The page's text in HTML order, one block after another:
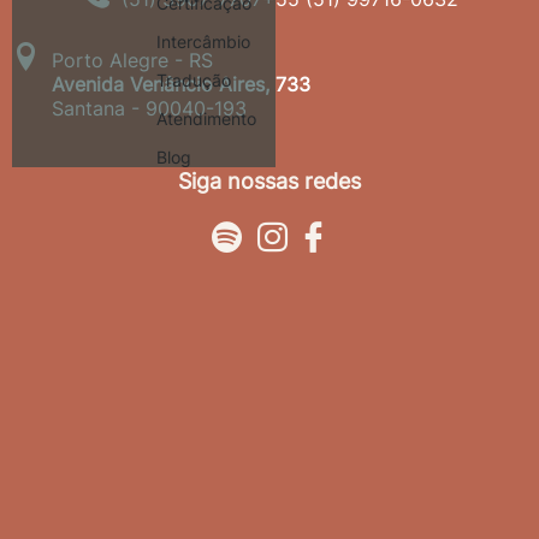
Intercâmbio
Tradução
Atendimento
Blog
Porto Alegre - RS
Avenida Venâncio Aires, 733
Santana - 90040-193
Siga nossas redes
  